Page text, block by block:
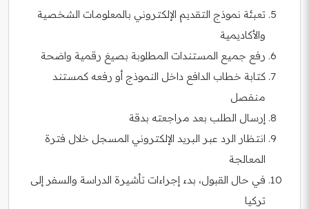
تعبئة نموذج التقديم الإلكتروني بالمعلومات الشخصية
والأكاديمية
رفع جميع المستندات المطلوبة بصيغ رقمية واضحة
كتابة خطاب الدافع داخل النموذج أو رفعه كمستند
منفصل
إرسال الطلب بعد مراجعته بدقة
انتظار الرد عبر البريد الإلكتروني المسجل خلال فترة
المعالجة
في حال القبول، بدء إجراءات تأشيرة الدراسة والسفر إلى
تركيا